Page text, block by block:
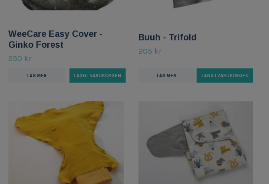
WeeCare Easy Cover -
Ginko Forest
250 kr
LÄS MER
Buuh - Trifold
205 kr
LÄS MER LÄGG I VARUKORGEN